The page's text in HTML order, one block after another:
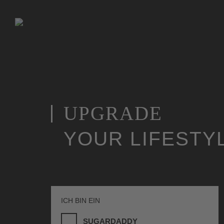
UPGRADE
YOUR
ICH BIN EIN
SUGARDADDY